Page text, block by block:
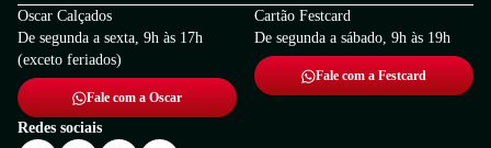
Oscar Calçados
De segunda a sexta, 9h às 17h
(exceto feriados)
Fale com a Oscar
Cartão Festcard
De segunda a sábado, 9h às 19h
Fale com a Festcard
Redes sociais